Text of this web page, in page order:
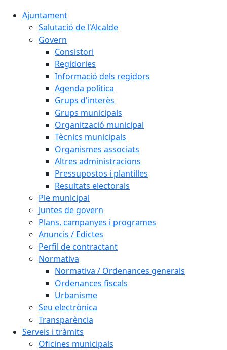
Ajuntament
Salutació de l'Alcalde
Govern
Consistori
Regidories
Informació dels regidors
Agenda política
Grups d'interès
Grups municipals
Organització municipal
Tècnics municipals
Organismes associats
Altres administracions
Pressupostos i plantilles
Resultats electorals
Ple municipal
Juntes de govern
Plans, campanyes i programes
Anuncis / Edictes
Perfil de contractant
Normativa
Normativa / Ordenances generals
Ordenances fiscals
Urbanisme
Seu electrònica
Transparència
Serveis i tràmits
Oficines municipals